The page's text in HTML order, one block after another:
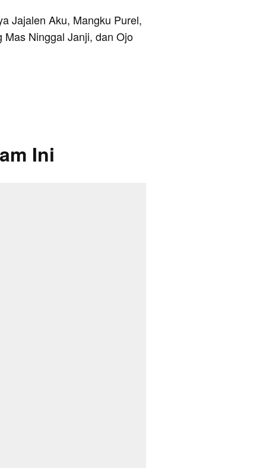
Jajalen Aku, Mangku Purel,
Mas Ninggal Janji, dan Ojo
Ini